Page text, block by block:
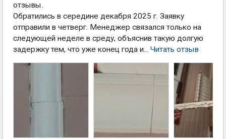
отзывы.
Обратились в середине декабря 2025 г. Заявку
отправили в четверг. Менеджер связался только на
следующей неделе в среду, объяснив такую долгую
задержку тем, что уже конец года и... Читать отзыв